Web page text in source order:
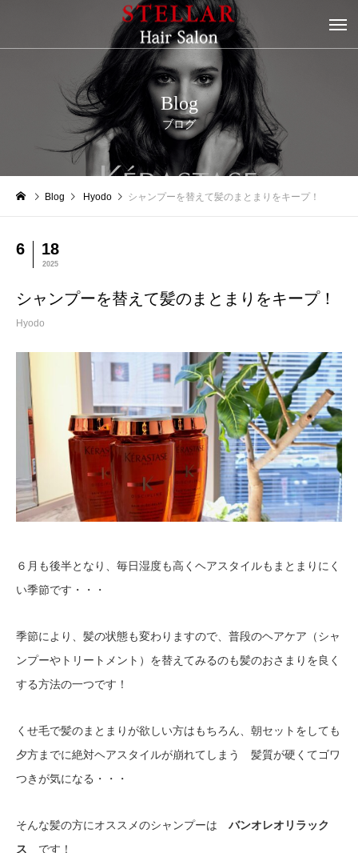
Blog
ブログ
Blog Hyodo シャンプーを替えて髪のまとまりをキープ！
6 18
2025
シャンプーを替えて髪のまとまりをキープ！
Hyodo
６月も後半となり、毎日湿度も高くヘアスタイルもまとまりにく
い季節です・・・
季節により、髪の状態も変わりますので、普段のヘアケア（シャ
ンプーやトリートメント）を替えてみるのも髪のおさまりを良く
する方法の一つです！
くせ毛で髪のまとまりが欲しい方はもちろん、朝セットをしても
夕方までに絶対ヘアスタイルが崩れてしまう 髪質が硬くてゴワ
つきが気になる・・・
そんな髪の方にオススメのシャンプーは バンオレオリラック
ス です！